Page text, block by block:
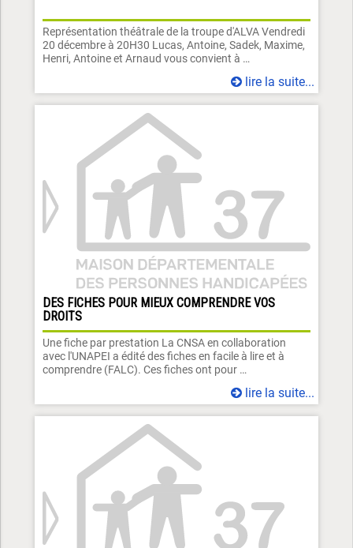
Représentation théâtrale de la troupe d'ALVA Vendredi
20 décembre à 20H30 Lucas, Antoine, Sadek, Maxime,
Henri, Antoine et Arnaud vous convient à …
lire la suite...
DES FICHES POUR MIEUX COMPRENDRE VOS
DROITS
Une fiche par prestation La CNSA en collaboration
avec l'UNAPEI a édité des fiches en facile à lire et à
comprendre (FALC). Ces fiches ont pour …
lire la suite...